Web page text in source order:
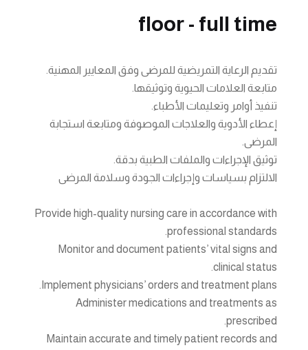
floor - full time
تقديم الرعاية التمريضية للمرضى وفق المعايير المهنية.
متابعة العلامات الحيوية وتوثيقها.
تنفيذ أوامر وتعليمات الأطباء.
إعطاء الأدوية والعلاجات الموصوفة ومتابعة استجابة
المرضى.
توثيق الإجراءات والملفات الطبية بدقة.
الالتزام بسياسات وإجراءات الجودة وسلامة المرضى
Provide high-quality nursing care in accordance with
professional standards.
Monitor and document patients’ vital signs and
clinical status.
Implement physicians’ orders and treatment plans.
Administer medications and treatments as
prescribed.
Maintain accurate and timely patient records and